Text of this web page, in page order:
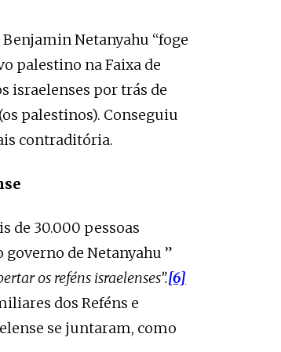
Netanyahu “foge
palestino na Faixa de
israelenses por trás de
palestinos). Conseguiu
contraditória.
de 30.000 pessoas
de Netanyahu ”
os reféns israelenses”.[6]
dos Reféns e
se juntaram, como